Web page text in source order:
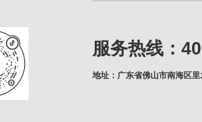
服务热线：
地址：广东省佛山市南海区